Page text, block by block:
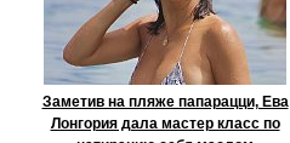
Заметив на пляже папарацци, Ева
Лонгория дала мастер класс по